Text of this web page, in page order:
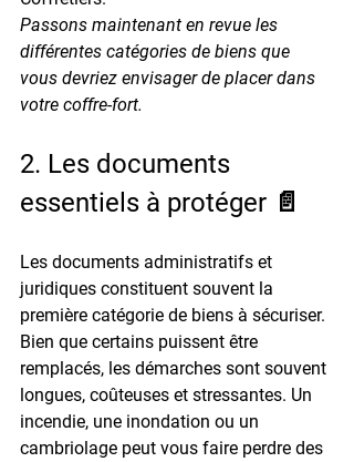
Passons maintenant en revue les
différentes catégories de biens que
vous devriez envisager de placer dans
votre coffre-fort.
2. Les documents
essentiels à protéger 📄
Les documents administratifs et
juridiques constituent souvent la
première catégorie de biens à sécuriser.
Bien que certains puissent être
remplacés, les démarches sont souvent
longues, coûteuses et stressantes. Un
incendie, une inondation ou un
cambriolage peut vous faire perdre des